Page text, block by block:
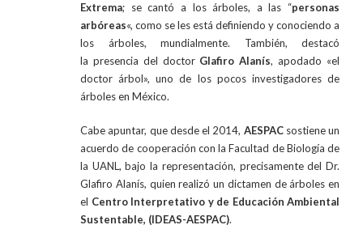
Extrema; se cantó a los árboles, a las “personas
arbóreas«, como se les está definiendo y conociendo a
los árboles, mundialmente. También, destacó
la presencia del doctor Glafiro Alanís, apodado «el
doctor árbol», uno de los pocos investigadores de
árboles en México.
Cabe apuntar, que desde el 2014, AESPACsostiene un
acuerdo de cooperación con la Facultad de Biología de
la UANL, bajo la representación, precisamente del Dr.
Glafiro Alanís, quien realizó un dictamen de árboles en
el Centro Interpretativo y de Educación Ambiental
Sustentable, (IDEAS-AESPAC).